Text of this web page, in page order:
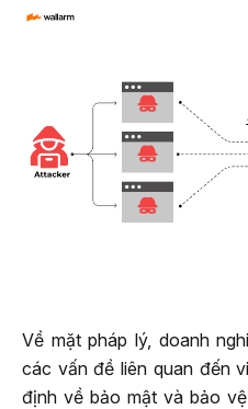
Về mặt pháp lý, doanh
các vấn đề liên quan đến
định về bảo mật và bảo